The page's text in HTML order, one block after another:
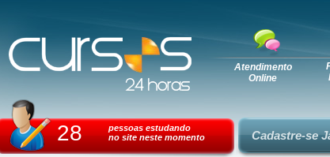
Atendimento
Online
28
pessoas estudando
no site neste momento
Cadastre-se